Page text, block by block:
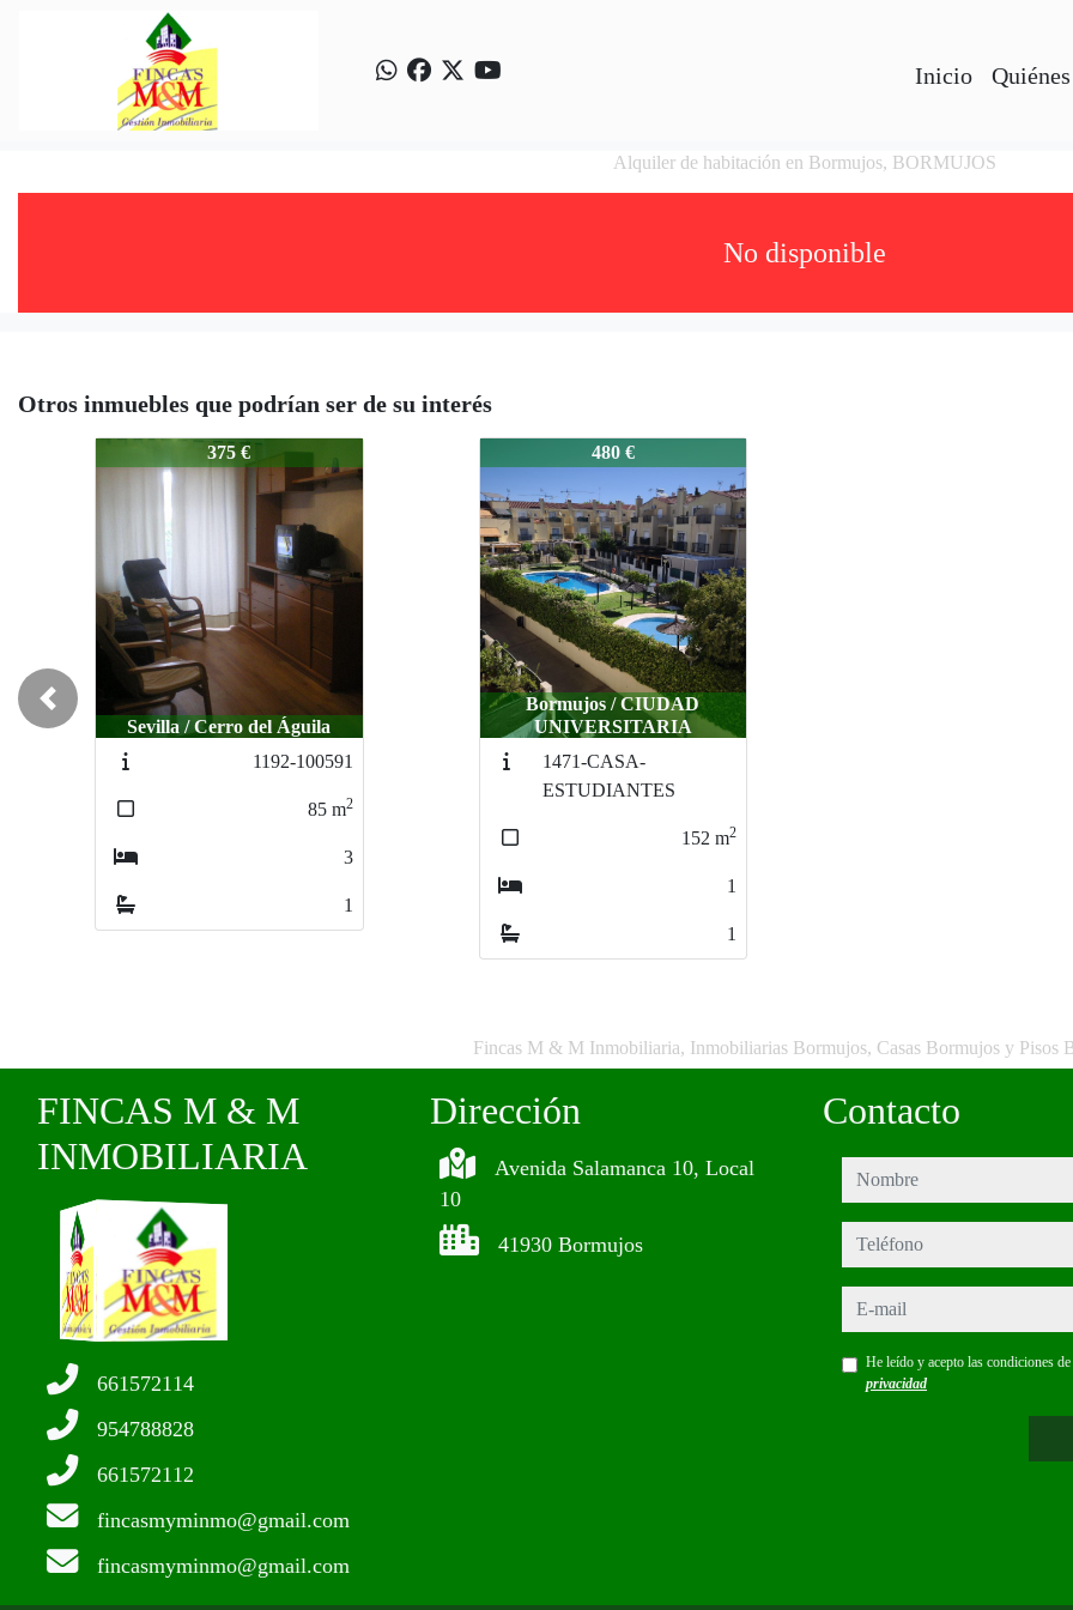
Inicio
Alquiler de habitación en Bormujos, BORMUJOS
No disponible
Otros inmuebles que podrían ser de su interés
1445-25010375 €
Sevilla / Cerro del Águila
1192-100591
85 m2
3
1
1445-25010480 €
Bormujos / CIUDAD
UNIVERSITARIA
1471-CASA-
ESTUDIANTES
152 m2
1
1
Previous
Fincas M & M Inmobiliaria, Inmobiliarias Bormujos, Casas Bormujos y Pisos
FINCAS M & M
INMOBILIARIA
661572114
954788828
661572112
fincasmyminmo@gmail.com
fincasmyminmo@gmail.com
Dirección
Avenida Salamanca 10, Local
10
41930 Bormujos
Contacto
nombre
teléfono
e-mail
He leído y acepto las condiciones
privacidad